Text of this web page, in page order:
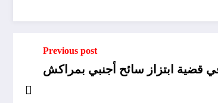
Previous post
قضية ابتزاز سائح أجنبي بمراكش